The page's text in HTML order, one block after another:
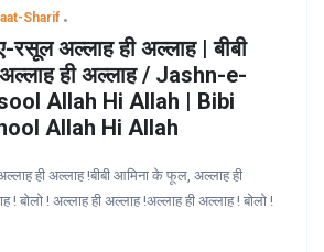
Sharif
अल्लाह ही अल्लाह | बीबी
ही अल्लाह / Jashn-e-
Allah Hi Allah | Bibi
Allah Hi Allah
ही अल्लाह !बीबी आमिना के फूल, अल्लाह ही
! बोलो ! अल्लाह ही अल्लाह !अल्लाह ही अल्लाह ! बोलो !